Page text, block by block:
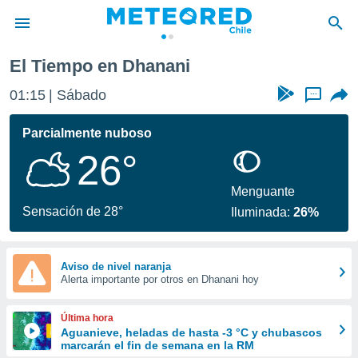
de
por
se
calidad.
a este
las
y
forma
digital
basada
El Tiempo en Dhanani
01:15 Sábado ...
Parcialmente nuboso
26°
Sensación de 28°
Menguante
Iluminada:26%
Aviso de nivel naranja
Alerta importante por otros en Dhanani hoy
Última hora
Aguanieve, heladas de hasta -3 °C y chubascos
marcarán el fin de semana en la RM